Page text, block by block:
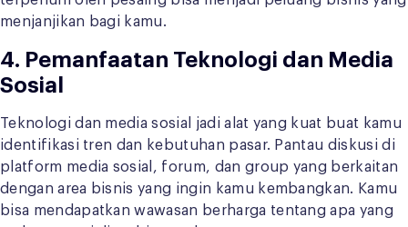
menjanjikan bagi kamu.
4. Pemanfaatan Teknologi dan Media
Sosial
Teknologi dan media sosial jadi alat yang kuat buat kamu
identifikasi tren dan kebutuhan pasar. Pantau diskusi di
platform media sosial, forum, dan group yang berkaitan
dengan area bisnis yang ingin kamu kembangkan. Kamu
bisa mendapatkan wawasan berharga tentang apa yang